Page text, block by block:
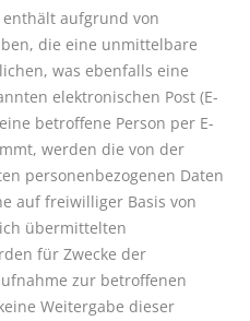
enthält aufgrund von
die eine unmittelbare
was ebenfalls eine
elektronischen Post (E-
betroffene Person per E-
werden die von der
personenbezogenen Daten
auf freiwilliger Basis von
übermittelten
für Zwecke der
zur betroffenen
Weitergabe dieser